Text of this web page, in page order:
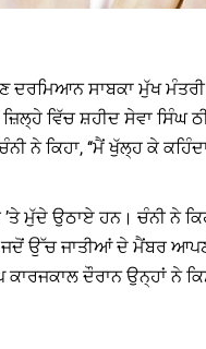
ਦਰਮਿਆਨ ਸਾਬਕਾ ਮੁੱਖ
ਵਿੱਚ ਸ਼ਹੀਦ ਸੇਵਾ ਸਿੰਘ
ਨੇ ਕਿਹਾ, ‘‘ਮੈਂ ਖੁੱਲ੍ਹ ਕੇ
ਮੁੱਦੇ ਉਠਾਏ ਹਨ। ਚੰਨੀ ਨੇ
ਉੱਚ ਜਾਤੀਆਂ ਦੇ ਮੈਂਬਰ
ਦੌਰਾਨ ਉਨ੍ਹਾਂ ਨੇ